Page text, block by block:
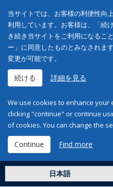
当サイトでは、お客様の利便性向
利用しています。お客様は、「続
き続き当サイトをご利用になるこ
ー」に同意したものとみなされま
変更が可能です。
続ける 詳細を見る
We use cookies to enhance your
clicking "continue" or continue
of cookies. You can change the
Continue Find more
日本語